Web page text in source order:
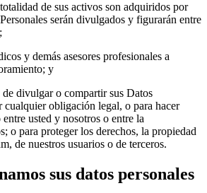
de sus activos son adquiridos por
serán divulgados y figurarán entre
y demás asesores profesionales a
y
divulgar o compartir sus Datos
cualquier obligación legal, o para hacer
usted y nosotros o entre la
o para proteger los derechos, la propiedad
de nuestros usuarios o de terceros.
sus datos personales